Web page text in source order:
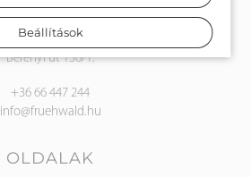
Beállítások
Frühwald Kft.
5600 Békéscsaba
Berényi út 136/1.
+36 66 447 244
info@fruehwald.hu
OLDALAK